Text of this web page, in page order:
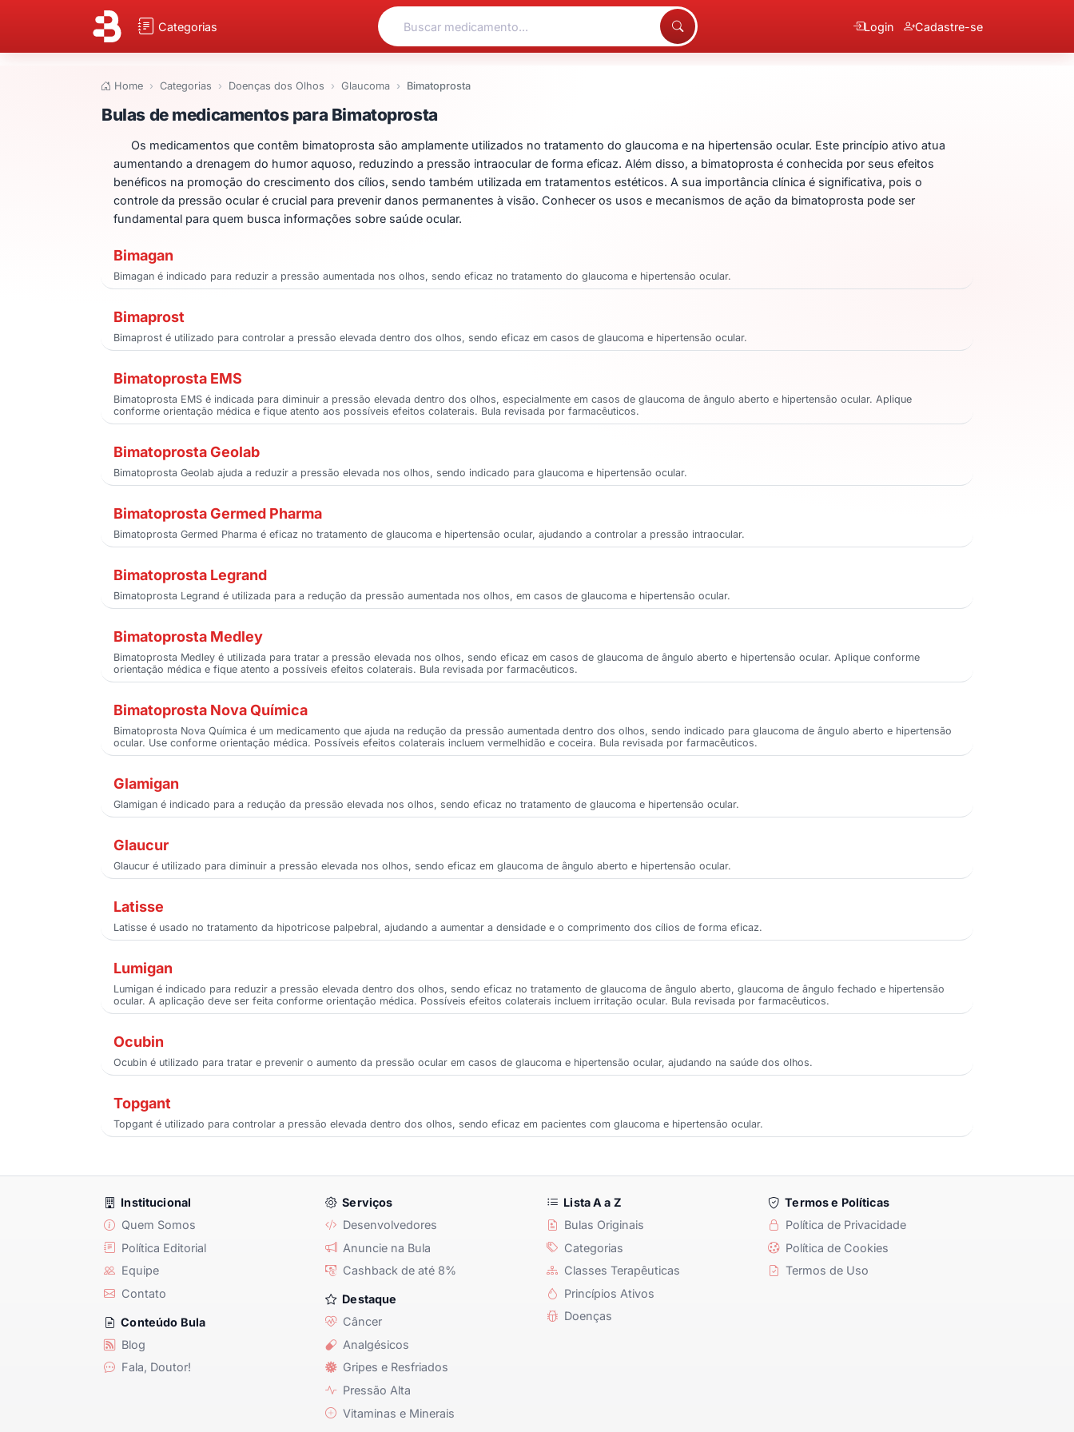
Categorias Login Cadastre-se
Home Categorias Doenças dos Olhos Glaucoma Bimatoprosta
Bulas de medicamentos para Bimatoprosta
Bulas de medicamentos para Bimatoprosta
Os medicamentos que contêm bimatoprosta são amplamente utilizados no tratamento do glaucoma e na hipertensão ocular. Este princípio ativo atua
aumentando a drenagem do humor aquoso, reduzindo a pressão intraocular de forma eficaz. Além disso, a bimatoprosta é conhecida por seus efeitos
benéficos na promoção do crescimento dos cílios, sendo também utilizada em tratamentos estéticos. A sua importância clínica é significativa, pois o
controle da pressão ocular é crucial para prevenir danos permanentes à visão. Conhecer os usos e mecanismos de ação da bimatoprosta pode ser
fundamental para quem busca informações sobre saúde ocular.
Bimagan
Bimagan é indicado para reduzir a pressão aumentada nos olhos, sendo eficaz no tratamento do glaucoma e hipertensão ocular.
Bimaprost
Bimaprost é utilizado para controlar a pressão elevada dentro dos olhos, sendo eficaz em casos de glaucoma e hipertensão ocular.
Bimatoprosta EMS
Bimatoprosta EMS é indicada para diminuir a pressão elevada dentro dos olhos, especialmente em casos de glaucoma de ângulo aberto e hipertensão ocular. Aplique
conforme orientação médica e fique atento aos possíveis efeitos colaterais. Bula revisada por farmacêuticos.
Bimatoprosta Geolab
Bimatoprosta Geolab ajuda a reduzir a pressão elevada nos olhos, sendo indicado para glaucoma e hipertensão ocular.
Bimatoprosta Germed Pharma
Bimatoprosta Germed Pharma é eficaz no tratamento de glaucoma e hipertensão ocular, ajudando a controlar a pressão intraocular.
Bimatoprosta Legrand
Bimatoprosta Legrand é utilizada para a redução da pressão aumentada nos olhos, em casos de glaucoma e hipertensão ocular.
Bimatoprosta Medley
Bimatoprosta Medley é utilizada para tratar a pressão elevada nos olhos, sendo eficaz em casos de glaucoma de ângulo aberto e hipertensão ocular. Aplique conforme
orientação médica e fique atento a possíveis efeitos colaterais. Bula revisada por farmacêuticos.
Bimatoprosta Nova Química
Bimatoprosta Nova Química é um medicamento que ajuda na redução da pressão aumentada dentro dos olhos, sendo indicado para glaucoma de ângulo aberto e hipertensão
ocular. Use conforme orientação médica. Possíveis efeitos colaterais incluem vermelhidão e coceira. Bula revisada por farmacêuticos.
Glamigan
Glamigan é indicado para a redução da pressão elevada nos olhos, sendo eficaz no tratamento de glaucoma e hipertensão ocular.
Glaucur
Glaucur é utilizado para diminuir a pressão elevada nos olhos, sendo eficaz em glaucoma de ângulo aberto e hipertensão ocular.
Latisse
Latisse é usado no tratamento da hipotricose palpebral, ajudando a aumentar a densidade e o comprimento dos cílios de forma eficaz.
Lumigan
Lumigan é indicado para reduzir a pressão elevada dentro dos olhos, sendo eficaz no tratamento de glaucoma de ângulo aberto, glaucoma de ângulo fechado e hipertensão
ocular. A aplicação deve ser feita conforme orientação médica. Possíveis efeitos colaterais incluem irritação ocular. Bula revisada por farmacêuticos.
Ocubin
Ocubin é utilizado para tratar e prevenir o aumento da pressão ocular em casos de glaucoma e hipertensão ocular, ajudando na saúde dos olhos.
Topgant
Topgant é utilizado para controlar a pressão elevada dentro dos olhos, sendo eficaz em pacientes com glaucoma e hipertensão ocular.
Institucional
Quem Somos
Política Editorial
Equipe
Contato
Conteúdo Bula
Blog
Fala, Doutor!
Serviços
Desenvolvedores
Anuncie na Bula
Cashback de até 8%
Destaque
Câncer
Analgésicos
Gripes e Resfriados
Pressão Alta
Vitaminas e Minerais
Lista A a Z
Bulas Originais
Categorias
Classes Terapêuticas
Princípios Ativos
Doenças
Termos e Políticas
Política de Privacidade
Política de Cookies
Termos de Uso